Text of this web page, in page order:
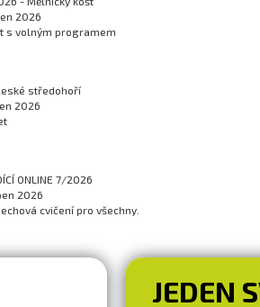
2026
s volným programem
středohoří
2026
ONLINE 7/2026
2026
cvičení pro všechny.
JEDEN